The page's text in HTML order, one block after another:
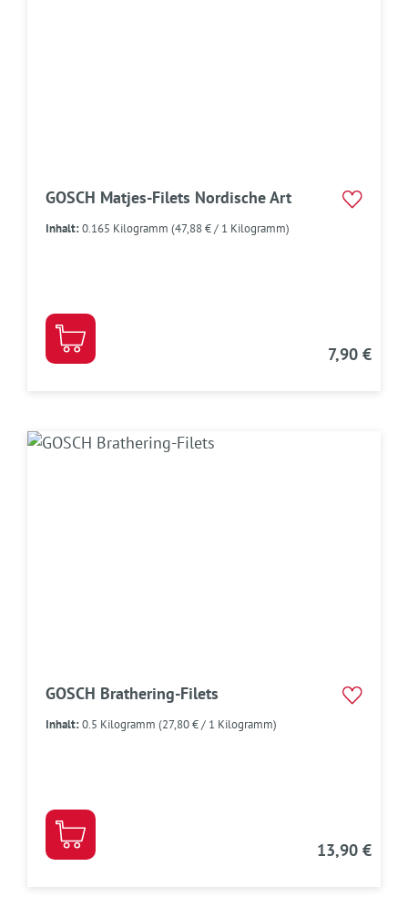
GOSCH Matjes-Filets Nordische Art
Inhalt:0.165 Kilogramm (47,88 € / 1 Kilogramm)
7,90 €
GOSCH Brathering-Filets
Inhalt:0.5 Kilogramm (27,80 € / 1 Kilogramm)
13,90 €